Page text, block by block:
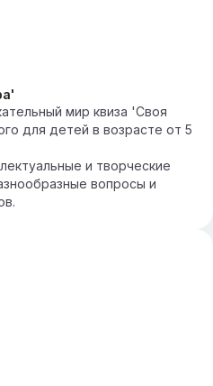
мир квиза 'Своя
для детей в возрасте от 5
и творческие
вопросы и